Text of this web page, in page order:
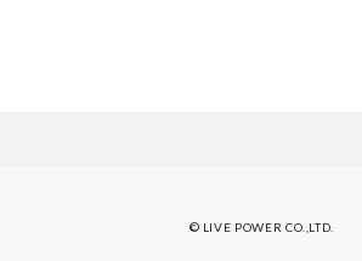
© LIVE POWER CO.,LTD.